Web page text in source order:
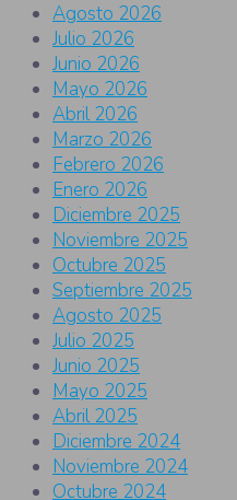
Agosto 2026
Julio 2026
Junio 2026
Mayo 2026
Abril 2026
Marzo 2026
Febrero 2026
Enero 2026
Diciembre 2025
Noviembre 2025
Octubre 2025
Septiembre 2025
Agosto 2025
Julio 2025
Junio 2025
Mayo 2025
Abril 2025
Diciembre 2024
Noviembre 2024
Octubre 2024